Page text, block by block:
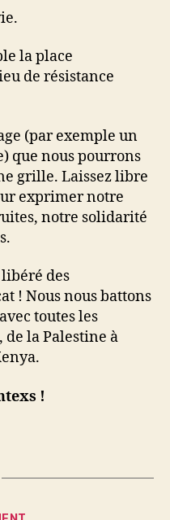
la place
de résistance
(par exemple un
que nous pourrons
grille. Laissez libre
exprimer notre
notre solidarité
des
! Nous nous battons
toutes les
de la Palestine à
!